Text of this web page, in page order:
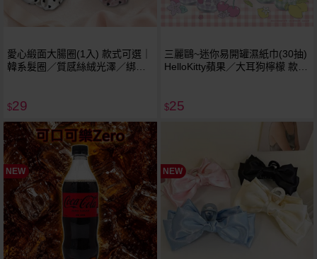
愛心緞面大腸圈(1入) 款式可選｜
韓系髮圈／質感絲絨光澤／綁馬
$29
三麗鷗~迷你易開罐濕紙巾(30抽)
HelloKitty蘋果／大耳狗檸檬 款式
$25
NEW NEW